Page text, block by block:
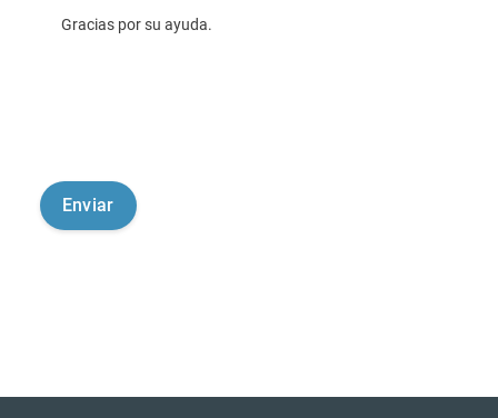
Gracias por su ayuda.